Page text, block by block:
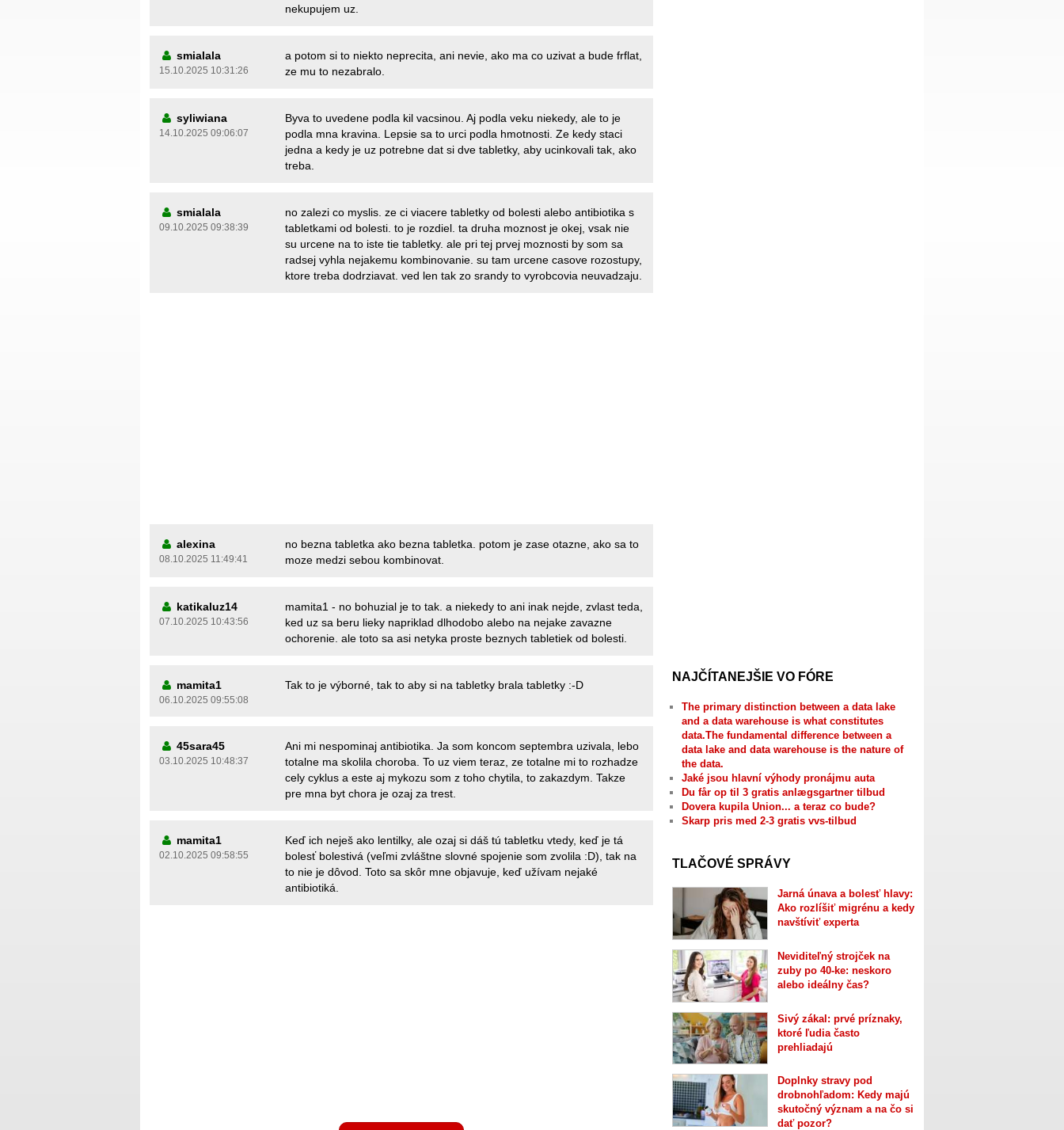
nekupujem uz.
smialala
15.10.2025 10:31:26
a potom si to niekto neprecita, ani nevie, ako ma co uzivat a bude frflat,
ze mu to nezabralo.
syliwiana
14.10.2025 09:06:07
Byva to uvedene podla kil vacsinou. Aj podla veku niekedy, ale to je
podla mna kravina. Lepsie sa to urci podla hmotnosti. Ze kedy staci
jedna a kedy je uz potrebne dat si dve tabletky, aby ucinkovali tak, ako
treba.
smialala
09.10.2025 09:38:39
no zalezi co myslis. ze ci viacere tabletky od bolesti alebo antibiotika s
tabletkami od bolesti. to je rozdiel. ta druha moznost je okej, vsak nie
su urcene na to iste tie tabletky. ale pri tej prvej moznosti by som sa
radsej vyhla nejakemu kombinovanie. su tam urcene casove rozostupy,
ktore treba dodrziavat. ved len tak zo srandy to vyrobcovia neuvadzaju.
alexina
08.10.2025 11:49:41
no bezna tabletka ako bezna tabletka. potom je zase otazne, ako sa to
moze medzi sebou kombinovat.
katikaluz14
07.10.2025 10:43:56
mamita1 - no bohuzial je to tak. a niekedy to ani inak nejde, zvlast teda,
ked uz sa beru lieky napriklad dlhodobo alebo na nejake zavazne
ochorenie. ale toto sa asi netyka proste beznych tabletiek od bolesti.
mamita1
06.10.2025 09:55:08
Tak to je výborné, tak to aby si na tabletky brala tabletky :-D
45sara45
03.10.2025 10:48:37
Ani mi nespominaj antibiotika. Ja som koncom septembra uzivala, lebo
totalne ma skolila choroba. To uz viem teraz, ze totalne mi to rozhadze
cely cyklus a este aj mykozu som z toho chytila, to zakazdym. Takze
pre mna byt chora je ozaj za trest.
mamita1
02.10.2025 09:58:55
Keď ich neješ ako lentilky, ale ozaj si dáš tú tabletku vtedy, keď je tá
bolesť bolestivá (veľmi zvláštne slovné spojenie som zvolila :D), tak na
to nie je dôvod. Toto sa skôr mne objavuje, keď užívam nejaké
antibiotiká.
NAJČÍTANEJŠIE VO FÓRE
The primary distinction between a data lake
and a data warehouse is what constitutes
data.The fundamental difference between a
data lake and data warehouse is the nature of
the data.
Jaké jsou hlavní výhody pronájmu auta
Du får op til 3 gratis anlægsgartner tilbud
Dovera kupila Union... a teraz co bude?
Skarp pris med 2-3 gratis vvs-tilbud
TLAČOVÉ SPRÁVY
Jarná únava a bolesť hlavy:
Ako rozlíšiť migrénu a kedy
navštíviť experta
Neviditeľný strojček na
zuby po 40-ke: neskoro
alebo ideálny čas?
Sivý zákal: prvé príznaky,
ktoré ľudia často
prehliadajú
Doplnky stravy pod
drobnohľadom: Kedy majú
skutočný význam a na čo si
dať pozor?